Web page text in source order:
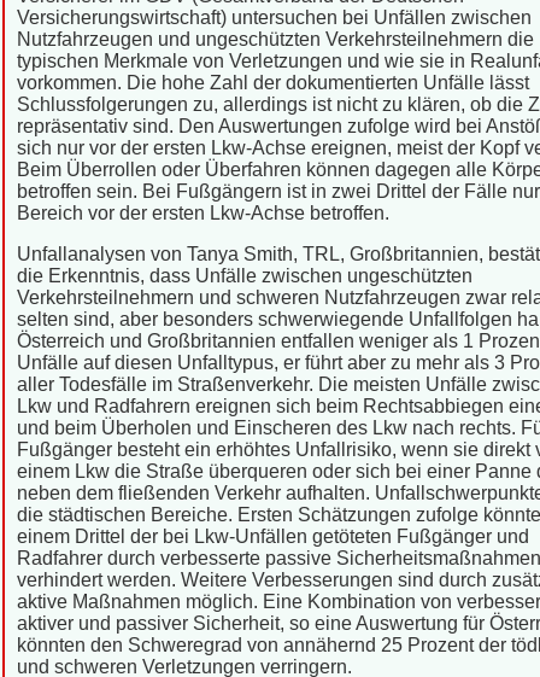
Versicherungswirtschaft) untersuchen bei Unfällen zwischen
Nutzfahrzeugen und ungeschützten Verkehrsteilnehmern die
typischen Merkmale von Verletzungen und wie sie in
vorkommen. Die hohe Zahl der dokumentierten Unfälle lässt
Schlussfolgerungen zu, allerdings ist nicht zu klären, ob die
repräsentativ sind. Den Auswertungen zufolge wird bei
sich nur vor der ersten Lkw-Achse ereignen, meist der Kopf
Beim Überrollen oder Überfahren können dagegen alle
betroffen sein. Bei Fußgängern ist in zwei Drittel der Fälle
Bereich vor der ersten Lkw-Achse betroffen.
Unfallanalysen von Tanya Smith, TRL, Großbritannien,
die Erkenntnis, dass Unfälle zwischen ungeschützten
Verkehrsteilnehmern und schweren Nutzfahrzeugen zwar
selten sind, aber besonders schwerwiegende Unfallfolgen
Österreich und Großbritannien entfallen weniger als 1
Unfälle auf diesen Unfalltypus, er führt aber zu mehr als 3
aller Todesfälle im Straßenverkehr. Die meisten Unfälle
Lkw und Radfahrern ereignen sich beim Rechtsabbiegen
und beim Überholen und Einscheren des Lkw nach rechts.
Fußgänger besteht ein erhöhtes Unfallrisiko, wenn sie direkt
einem Lkw die Straße überqueren oder sich bei einer Panne
neben dem fließenden Verkehr aufhalten.
die städtischen Bereiche. Ersten Schätzungen zufolge
einem Drittel der bei Lkw-Unfällen getöteten Fußgänger und
Radfahrer durch verbesserte passive Sicherheitsmaßnahmen
verhindert werden. Weitere Verbesserungen sind durch
aktive Maßnahmen möglich. Eine Kombination von
aktiver und passiver Sicherheit, so eine Auswertung für
könnten den Schweregrad von annähernd 25 Prozent der
und schweren Verletzungen verringern.